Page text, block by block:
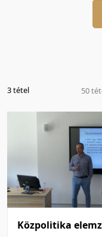
3 tétel
50
5
10
20
50
100
Közpolitika